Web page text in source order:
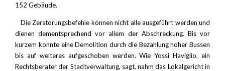
152 Gebäude.
Die Zerstörungsbefehle können nicht alle ausgeführt werden und
dienen dementsprechend vor allem der Abschreckung. Bis vor
kurzem konnte eine Demolition durch die Bezahlung hoher Bussen
bis auf weiteres aufgeschoben werden. Wie Yossi Haviglio, ein
Rechtsberater der Stadtverwaltung, sagt, nahm das Lokalgericht in